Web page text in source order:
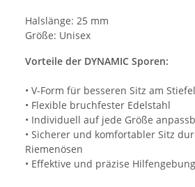
Halslänge: 25 mm
Größe: Unisex
Vorteile der DYNAMIC Sporen:
• V-Form für besseren Sitz am Stiefel
• Flexible bruchfester Edelstahl
• Individuell auf jede Größe
• Sicherer und komfortabler Sitz
Riemenösen
• Effektive und präzise